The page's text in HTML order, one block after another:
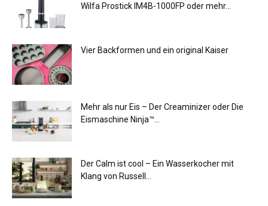
Wilfa Prostick IM4B-1000FP oder mehr...
Vier Backformen und ein original Kaiser
Mehr als nur Eis – Der Creaminizer oder Die
Eismaschine Ninja™...
Der Calm ist cool – Ein Wasserkocher mit
Klang von Russell...